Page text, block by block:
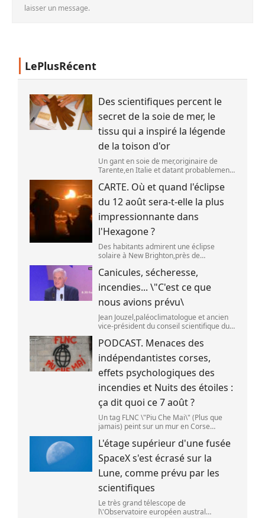
laisser un message.
LePlusRécent
Des scientifiques percent le
secret de la soie de mer, le
tissu qui a inspiré la légende
de la toison d'or
Un gant en soie de mer,originaire de
Tarente,en Italie et datant probablement
JOHN HILL)
CARTE. Où et quand l'éclipse
du 12 août sera-t-elle la plus
impressionnante dans
l'Hexagone ?
Des habitants admirent une éclipse
solaire à New Brighton,près de
septembre 2025. (SANKA VIDANAGAMA )
Canicules, sécheresse,
incendies... \"C'est ce que
nous avions prévu\
Jean Jouzel,paléoclimatologue et ancien
vice-président du conseil scientifique du
(FRANCEINFO / RADIO FRANCE)
PODCAST. Menaces des
indépendantistes corses,
effets psychologiques des
incendies et Nuits des étoiles :
ça dit quoi ce 7 août ?
Un tag FLNC \"Piu Che Mai\" (Plus que
jamais) peint sur un mur en Corse
CASABIANCA )
L'étage supérieur d'une fusée
SpaceX s'est écrasé sur la
Lune, comme prévu par les
scientifiques
Le très grand télescope de
l\'Observatoire européen austral